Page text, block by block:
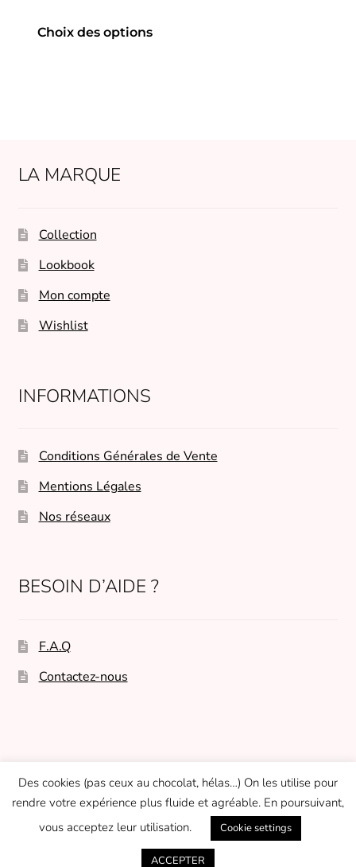
Choix des options
LA MARQUE
Collection
Lookbook
Mon compte
Wishlist
INFORMATIONS
Conditions Générales de Vente
Mentions Légales
Nos réseaux
BESOIN D’AIDE ?
F.A.Q
Contactez-nous
© Micasasté 2026
Built with WooCommerce.
Des cookies (pas ceux au chocolat, hélas…) On les utilise pour
rendre votre expérience plus fluide et agréable. En poursuivant,
vous acceptez leur utilisation.
Cookie settings
ACCEPTER